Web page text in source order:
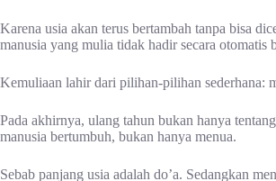
Karena usia akan terus bertambah tanpa bisa
manusia yang mulia tidak hadir secara otomatis
Kemuliaan lahir dari pilihan-pilihan sederhana:
Pada akhirnya, ulang tahun bukan hanya
manusia bertumbuh, bukan hanya menua.
Sebab panjang usia adalah do’a. Sedangkan